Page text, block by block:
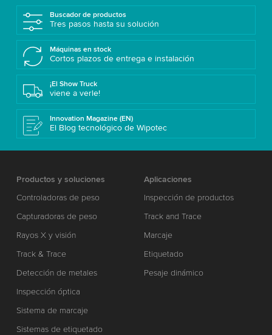
Buscador de productos
Tres pasos hasta su solución
Máquinas en stock
Cortos plazos de entrega e instalación
¡El Show Truck
viene a verle!
Innovation Magazine (EN)
El Blog tecnológico de Wipotec
Productos y soluciones
Controladoras de peso
Capturadoras de peso
Rayos X y visión
Track & Trace
Detección de metales
Inspección óptica
Sistema de marcaje
Sistemas de etiquetado
Aplicaciones
Inspección de productos
Track and Trace
Marcaje
Etiquetado
Pesaje dinámico